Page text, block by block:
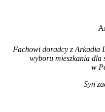
Fachowi doradcy z Arkadia
wyboru mieszkania dla
w
Syn